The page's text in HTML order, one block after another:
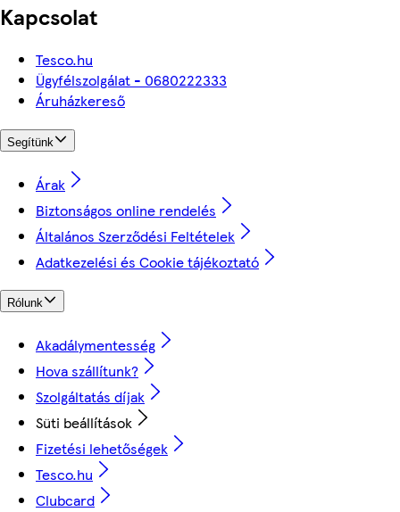
Kapcsolat
Tesco.hu
Ügyfélszolgálat - 0680222333
Áruházkereső
Segítünk
Árak
Biztonságos online rendelés
Általános Szerződési Feltételek
Adatkezelési és Cookie tájékoztató
Rólunk
Akadálymentesség
Hova szállítunk?
Szolgáltatás díjak
Süti beállítások
Fizetési lehetőségek
Tesco.hu
Clubcard